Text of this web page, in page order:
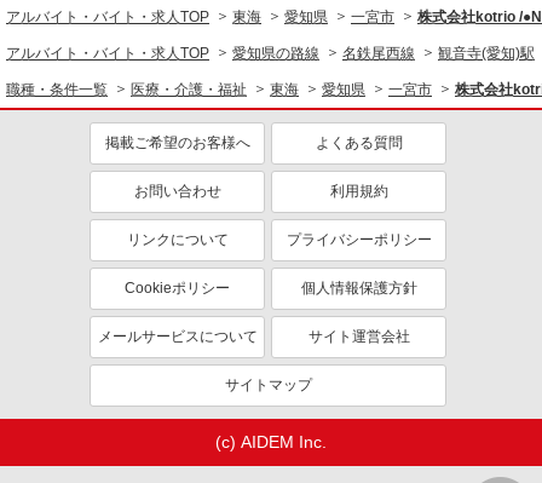
アルバイト・バイト・求人TOP 東海 愛知県 一宮市 株式会社kotrio /
アルバイト・バイト・求人TOP 愛知県の路線 名鉄尾西線 観音寺(愛知)駅
職種・条件一覧 医療・介護・福祉 東海 愛知県 一宮市 株式会社
掲載ご希望のお客様へ よくある質問
お問い合わせ 利用規約
リンクについて プライバシーポリシー
Cookieポリシー 個人情報保護方針
メールサービスについて サイト運営会社
サイトマップ
(c) AIDEM Inc.